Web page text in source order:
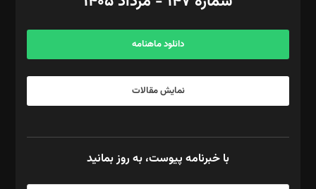
آگهی و مشترکین: ۰۹۱۹۹۹۹۰۴۵۴
دانلود ماهنامه
نمایش مقالات
با خبرنامه پیوست، به روز بمانید